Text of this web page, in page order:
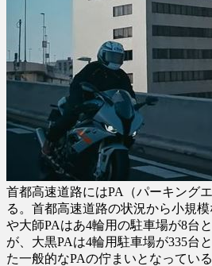
首都高速道路にはPA（パーキング
る。首都高速道路の状況から小規
や大師PAはあ4輪用の駐車場が8台
が、大黒PAは4輪用駐車場が335台
た一般的なPAの佇まいとなっている